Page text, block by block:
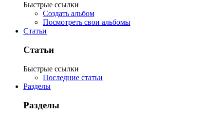
Быстрые ссылки
Создать альбом
Посмотреть свои альбомы
Статьи
Статьи
Быстрые ссылки
Последние статьи
Разделы
Разделы